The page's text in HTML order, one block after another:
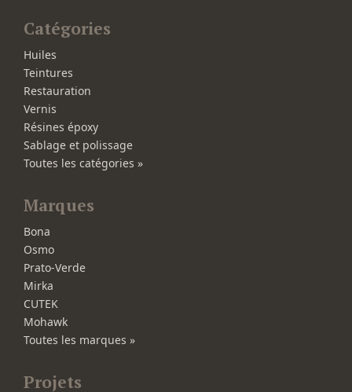
Catégories
Huiles
Teintures
Restauration
Vernis
Résines époxy
Sablage et polissage
Toutes les catégories »
Marques
Bona
Osmo
Prato-Verde
Mirka
CUTEK
Mohawk
Toutes les marques »
Projets